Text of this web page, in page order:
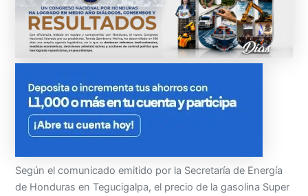
Según el comunicado emitido por la Secretaría de Energía
de Honduras en Tegucigalpa, el precio de la gasolina Super